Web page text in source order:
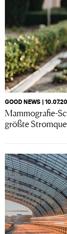
GOOD NEWS |
Mammografie-
größte